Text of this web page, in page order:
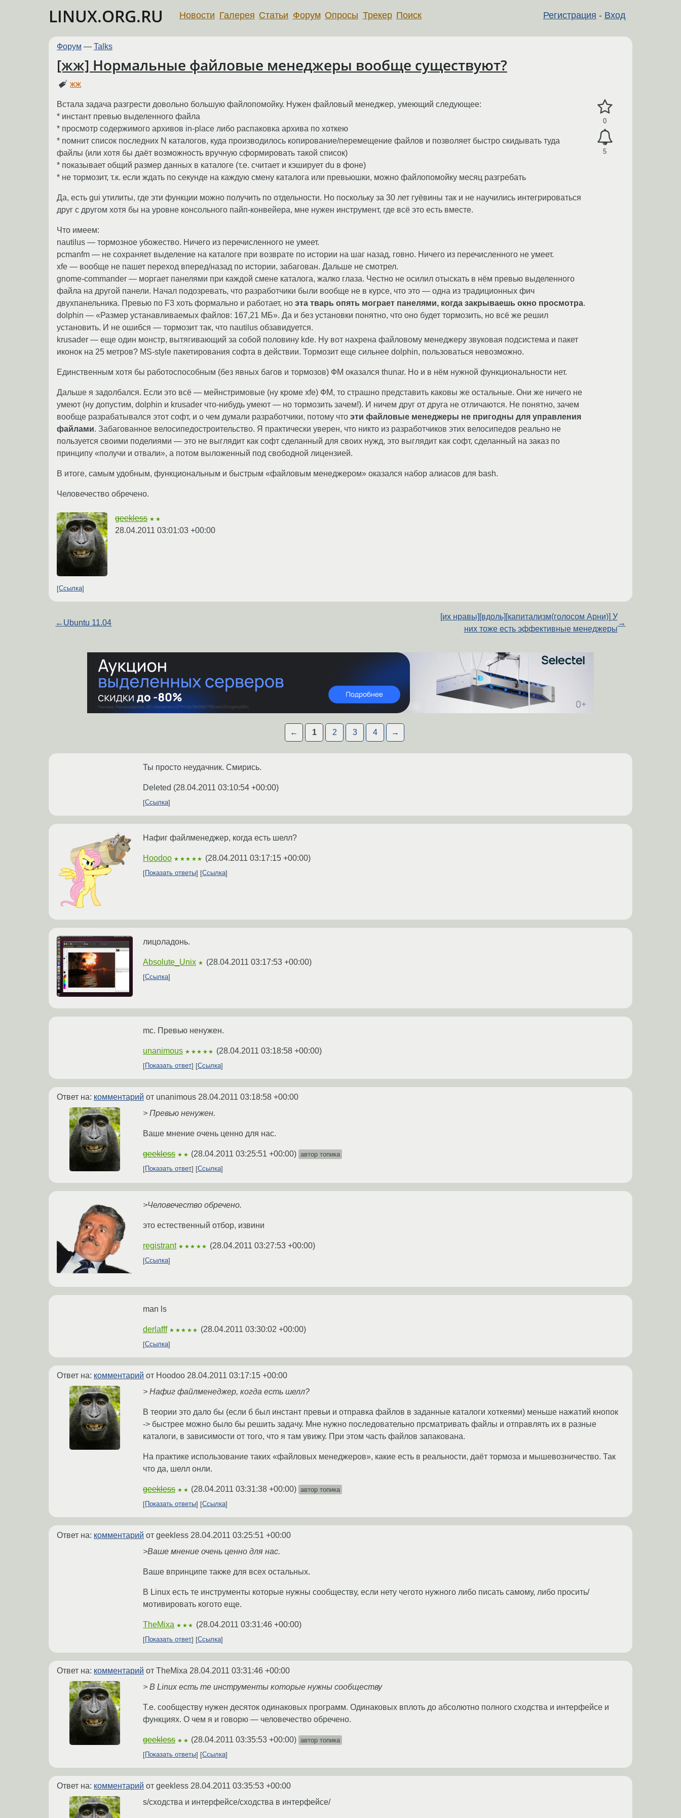
LINUX.ORG.RU Регистрация - Вход
Новости Галерея Статьи Форум Опросы Трекер Поиск
Форум — Talks
[жж] Нормальные файловые менеджеры вообще существуют?
жж
0
5
Встала задача разгрести довольно большую файлопомойку. Нужен файловый менеджер, умеющий следующее:
* инстант превью выделенного файла
* просмотр содержимого архивов in-place либо распаковка архива по хоткею
* помнит список последних N каталогов, куда производилось копирование/перемещение файлов и позволяет быстро скидывать туда
файлы (или хотя бы даёт возможность вручную сформировать такой список)
* показывает общий размер данных в каталоге (т.е. считает и кэширует du в фоне)
* не тормозит, т.к. если ждать по секунде на каждую смену каталога или превьюшки, можно файлопомойку месяц разгребать
Да, есть gui утилиты, где эти функции можно получить по отдельности. Но поскольку за 30 лет гуёвины так и не научились интегрироваться
друг с другом хотя бы на уровне консольного пайп-конвейера, мне нужен инструмент, где всё это есть вместе.
Что имеем:
nautilus — тормозное убожество. Ничего из перечисленного не умеет.
pcmanfm — не сохраняет выделение на каталоге при возврате по истории на шаг назад, говно. Ничего из перечисленного не умеет.
xfe — вообще не пашет переход вперед/назад по истории, забагован. Дальше не смотрел.
gnome-commander — моргает панелями при каждой смене каталога, жалко глаза. Честно не осилил отыскать в нём превью выделенного
файла на другой панели. Начал подозревать, что разработчики были вообще не в курсе, что это — одна из традиционных фич
двухпанельника. Превью по F3 хоть формально и работает, но эта тварь опять мограет панелями, когда закрываешь окно просмотра.
dolphin — «Размер устанавливаемых файлов: 167,21 МБ». Да и без установки понятно, что оно будет тормозить, но всё же решил
установить. И не ошибся — тормозит так, что nautilus обзавидуется.
krusader — еще один монстр, вытягивающий за собой половину kde. Ну вот нахрена файловому менеджеру звуковая подсистема и пакет
иконок на 25 метров? MS-style пакетирования софта в действии. Тормозит еще сильнее dolphin, пользоваться невозможно.
Единственным хотя бы работоспособным (без явных багов и тормозов) ФМ оказался thunar. Но и в нём нужной функциональности нет.
Дальше я задолбался. Если это всё — мейнстримовые (ну кроме xfe) ФМ, то страшно представить каковы же остальные. Они же ничего не
умеют (ну допустим, dolphin и krusader что-нибудь умеют — но тормозить зачем!). И ничем друг от друга не отличаются. Не понятно, зачем
вообще разрабатывался этот софт, и о чем думали разработчики, потому что эти файловые менеджеры не пригодны для управления
файлами. Забагованное велосипедостроительство. Я практически уверен, что никто из разработчиков этих велосипедов реально не
пользуется своими поделиями — это не выглядит как софт сделанный для своих нужд, это выглядит как софт, сделанный на заказ по
принципу «получи и отвали», а потом выложенный под свободной лицензией.
В итоге, самым удобным, функциональным и быстрым «файловым менеджером» оказался набор алиасов для bash.
Человечество обречено.
geekless ★★
28.04.2011 03:01:03 +00:00
Ссылка
← Ubuntu 11.04
[их нравы][вдоль][капитализм(голосом Арни)] У
них тоже есть эффективные менеджеры
→
← 1 2 3 4 →
Ты просто неудачник. Смирись.
Deleted (28.04.2011 03:10:54 +00:00)
Ссылка
Нафиг файлменеджер, когда есть шелл?
Hoodoo ★★★★★ (28.04.2011 03:17:15 +00:00)
Показать ответы Ссылка
лицоладонь.
Absolute_Unix ★ (28.04.2011 03:17:53 +00:00)
Ссылка
mc. Превью ненужен.
unanimous ★★★★★ (28.04.2011 03:18:58 +00:00)
Показать ответ Ссылка
Ответ на: комментарий от unanimous 28.04.2011 03:18:58 +00:00
> Превью ненужен.
Ваше мнение очень ценно для нас.
geekless ★★ (28.04.2011 03:25:51 +00:00) автор топика
Показать ответ
Ссылка
>Человечество обречено.
это естественный отбор, извини
registrant ★★★★★ (28.04.2011 03:27:53 +00:00)
Ссылка
man ls
derlafff ★★★★★ (28.04.2011 03:30:02 +00:00)
Ссылка
Ответ на: комментарий от Hoodoo 28.04.2011 03:17:15 +00:00
> Нафиг файлменеджер, когда есть шелл?
В теории это дало бы (если б был инстант превьи и отправка файлов в заданные каталоги хоткеями) меньше нажатий кнопок
-> быстрее можно было бы решить задачу. Мне нужно последовательно прсматривать файлы и отправлять их в разные
каталоги, в зависимости от того, что я там увижу. При этом часть файлов запакована.
На практике использование таких «файловых менеджеров», какие есть в реальности, даёт тормоза и мышевозничество. Так
что да, шелл онли.
geekless ★★ (28.04.2011 03:31:38 +00:00) автор топика
Показать ответы
Ссылка
Ответ на: комментарий от geekless 28.04.2011 03:25:51 +00:00
>Ваше мнение очень ценно для нас.
Ваше впринципе также для всех остальных.
В Linux есть те инструменты которые нужны сообществу, если нету чегото нужного либо писать самому, либо просить/
мотивировать когото еще.
TheMixa ★★★ (28.04.2011 03:31:46 +00:00)
Показать ответ Ссылка
Ответ на: комментарий от TheMixa 28.04.2011 03:31:46 +00:00
> В Linux есть те инструменты которые нужны сообществу
Т.е. сообществу нужен десяток одинаковых программ. Одинаковых вплоть до абсолютно полного сходства и интерфейсе и
функциях. О чем я и говорю — человечество обречено.
geekless ★★ (28.04.2011 03:35:53 +00:00) автор топика
Показать ответы
Ссылка
Ответ на: комментарий от geekless 28.04.2011 03:35:53 +00:00
s/сходства и интерфейсе/сходства в интерфейсе/